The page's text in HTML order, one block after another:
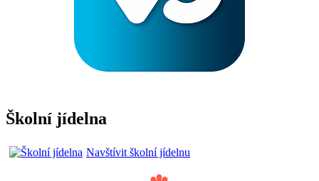
Školní jídelna
Navštívit školní jídelnu